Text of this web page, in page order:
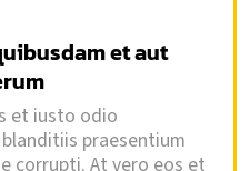
et aut
et iusto odio
praesentium
corrupti. At vero eos et